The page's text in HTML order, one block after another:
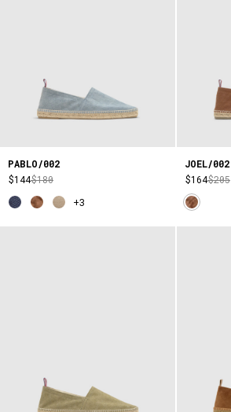
PABLO/002
$144$180
+3
JOEL/002
$164$205